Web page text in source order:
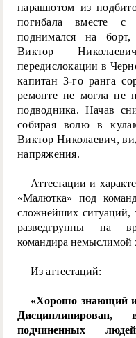
парашютом из
погибала вместе
поднимался на
Виктор
передислокации в
капитан 3-го ранга
ремонте не могла не
подводника. Начав
собирая волю в
Виктор Николаевич,
напряжения.
Аттестации и
«Малютка» под
сложнейших ситуаций,
разведгруппы на
командира немыслимой
Из аттестаций:
«Хорошо знающий
подчиненных